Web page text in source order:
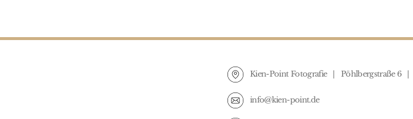
Kien-Point Fotografie | Pöhlbergstraße 6
info@kien-point.de